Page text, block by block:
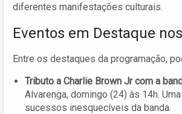
diferentes manifestações culturais.
Eventos em Destaque
Entre os destaques da programação,
Tributo a Charlie Brown Jr com a
Alvarenga, domingo (24) às 14h.
sucessos inesquecíveis da banda.